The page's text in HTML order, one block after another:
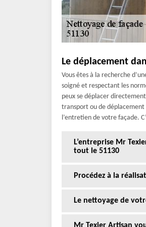
Le déplacement
Vous êtes à la recherche
soigné et respectant les
peux se déplacer
transport ou de déplacement
l’entretien de votre façade.
L’entreprise Mr
tout le 51130
Procédez à la
Le nettoyage de
Mr Texier Artisan